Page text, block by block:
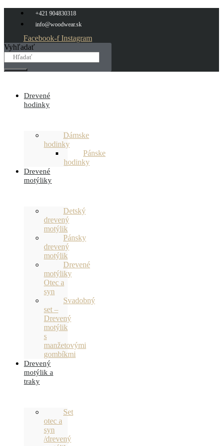
Preskočiť
obsah
+421 904830318
info@woodwear.sk
Facebook-f Instagram
Vyhľadať
Drevené
hodinky
Dámske
hodinky
Pánske
hodinky
Drevené
motýliky
Detský
drevený
motýlik
Pánsky
drevený
motýlik
Drevené
motýliky
Otec a
syn
Svadobný
set –
Drevený
motýlik
s
manžetovými
gombíkmi
Drevený
motýlik a
traky
Set
otec a
syn
/drevený